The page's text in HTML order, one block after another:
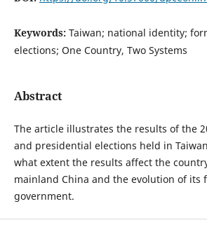
Keywords: Taiwan; national identity;
elections; One Country, Two Systems
Abstract
The article illustrates the results of the
and presidential elections held in
what extent the results affect the
mainland China and the evolution of its
government.